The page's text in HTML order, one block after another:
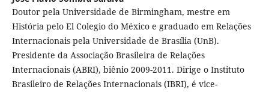
Doutor pela Universidade de Birmingham, mestre em
História pelo El Colegio do México e graduado em Relações
Internacionais pela Universidade de Brasília (UnB).
Presidente da Associação Brasileira de Relações
Internacionais (ABRI), biênio 2009-2011. Dirige o Instituto
Brasileiro de Relações Internacionais (IBRI), é vice-